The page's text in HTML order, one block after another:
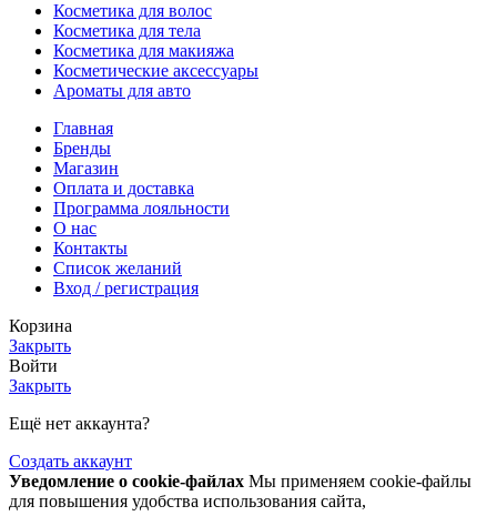
Косметика для волос
Косметика для тела
Косметика для макияжа
Косметические аксессуары
Ароматы для авто
Главная
Бренды
Магазин
Оплата и доставка
Программа лояльности
О нас
Контакты
Список желаний
Вход / регистрация
Корзина
Закрыть
Войти
Закрыть
Ещё нет аккаунта?
Создать аккаунт
Уведомление о cookie-файлах Мы применяем cookie-файлы
для повышения удобства использования сайта,